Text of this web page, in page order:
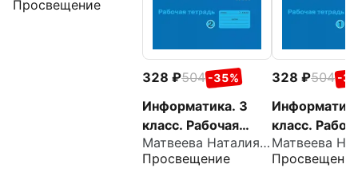
тетрадь
Просвещение
328 504 -35%
Информатика. 3
класс. Рабочая
тетрадь. В 2-х
частях. Часть 2
Матвеева Наталия Владимировна
Просвещение
328 504 -
класс.
тетрадь. В
частях.